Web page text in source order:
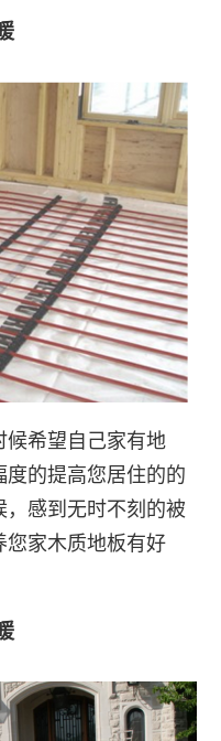
希望自己家有地
的提高您居住的的
感到无时不刻的被
家木质地板有好